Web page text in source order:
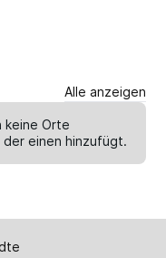
Alle anzeigen
keine Orte
der einenhinzufügt.